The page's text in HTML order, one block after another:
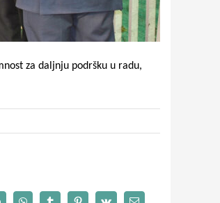
za daljnju podršku u radu,